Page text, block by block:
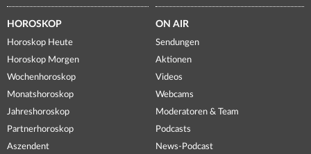
HOROSKOP
Horoskop Heute
Horoskop Morgen
Wochenhoroskop
Monatshoroskop
Jahreshoroskop
Partnerhoroskop
Aszendent
ON AIR
Sendungen
Aktionen
Videos
Webcams
Moderatoren & Team
Podcasts
News-Podcast